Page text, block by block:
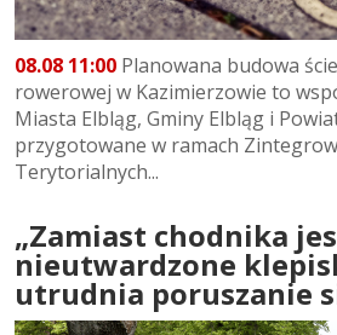
08.08 11:00 Planowana budowa
rowerowej w Kazimierzowie to
Miasta Elbląg, Gminy Elbląg i
przygotowane w ramach
Terytorialnych...
„Zamiast chodnika
nieutwardzone
utrudnia poruszanie